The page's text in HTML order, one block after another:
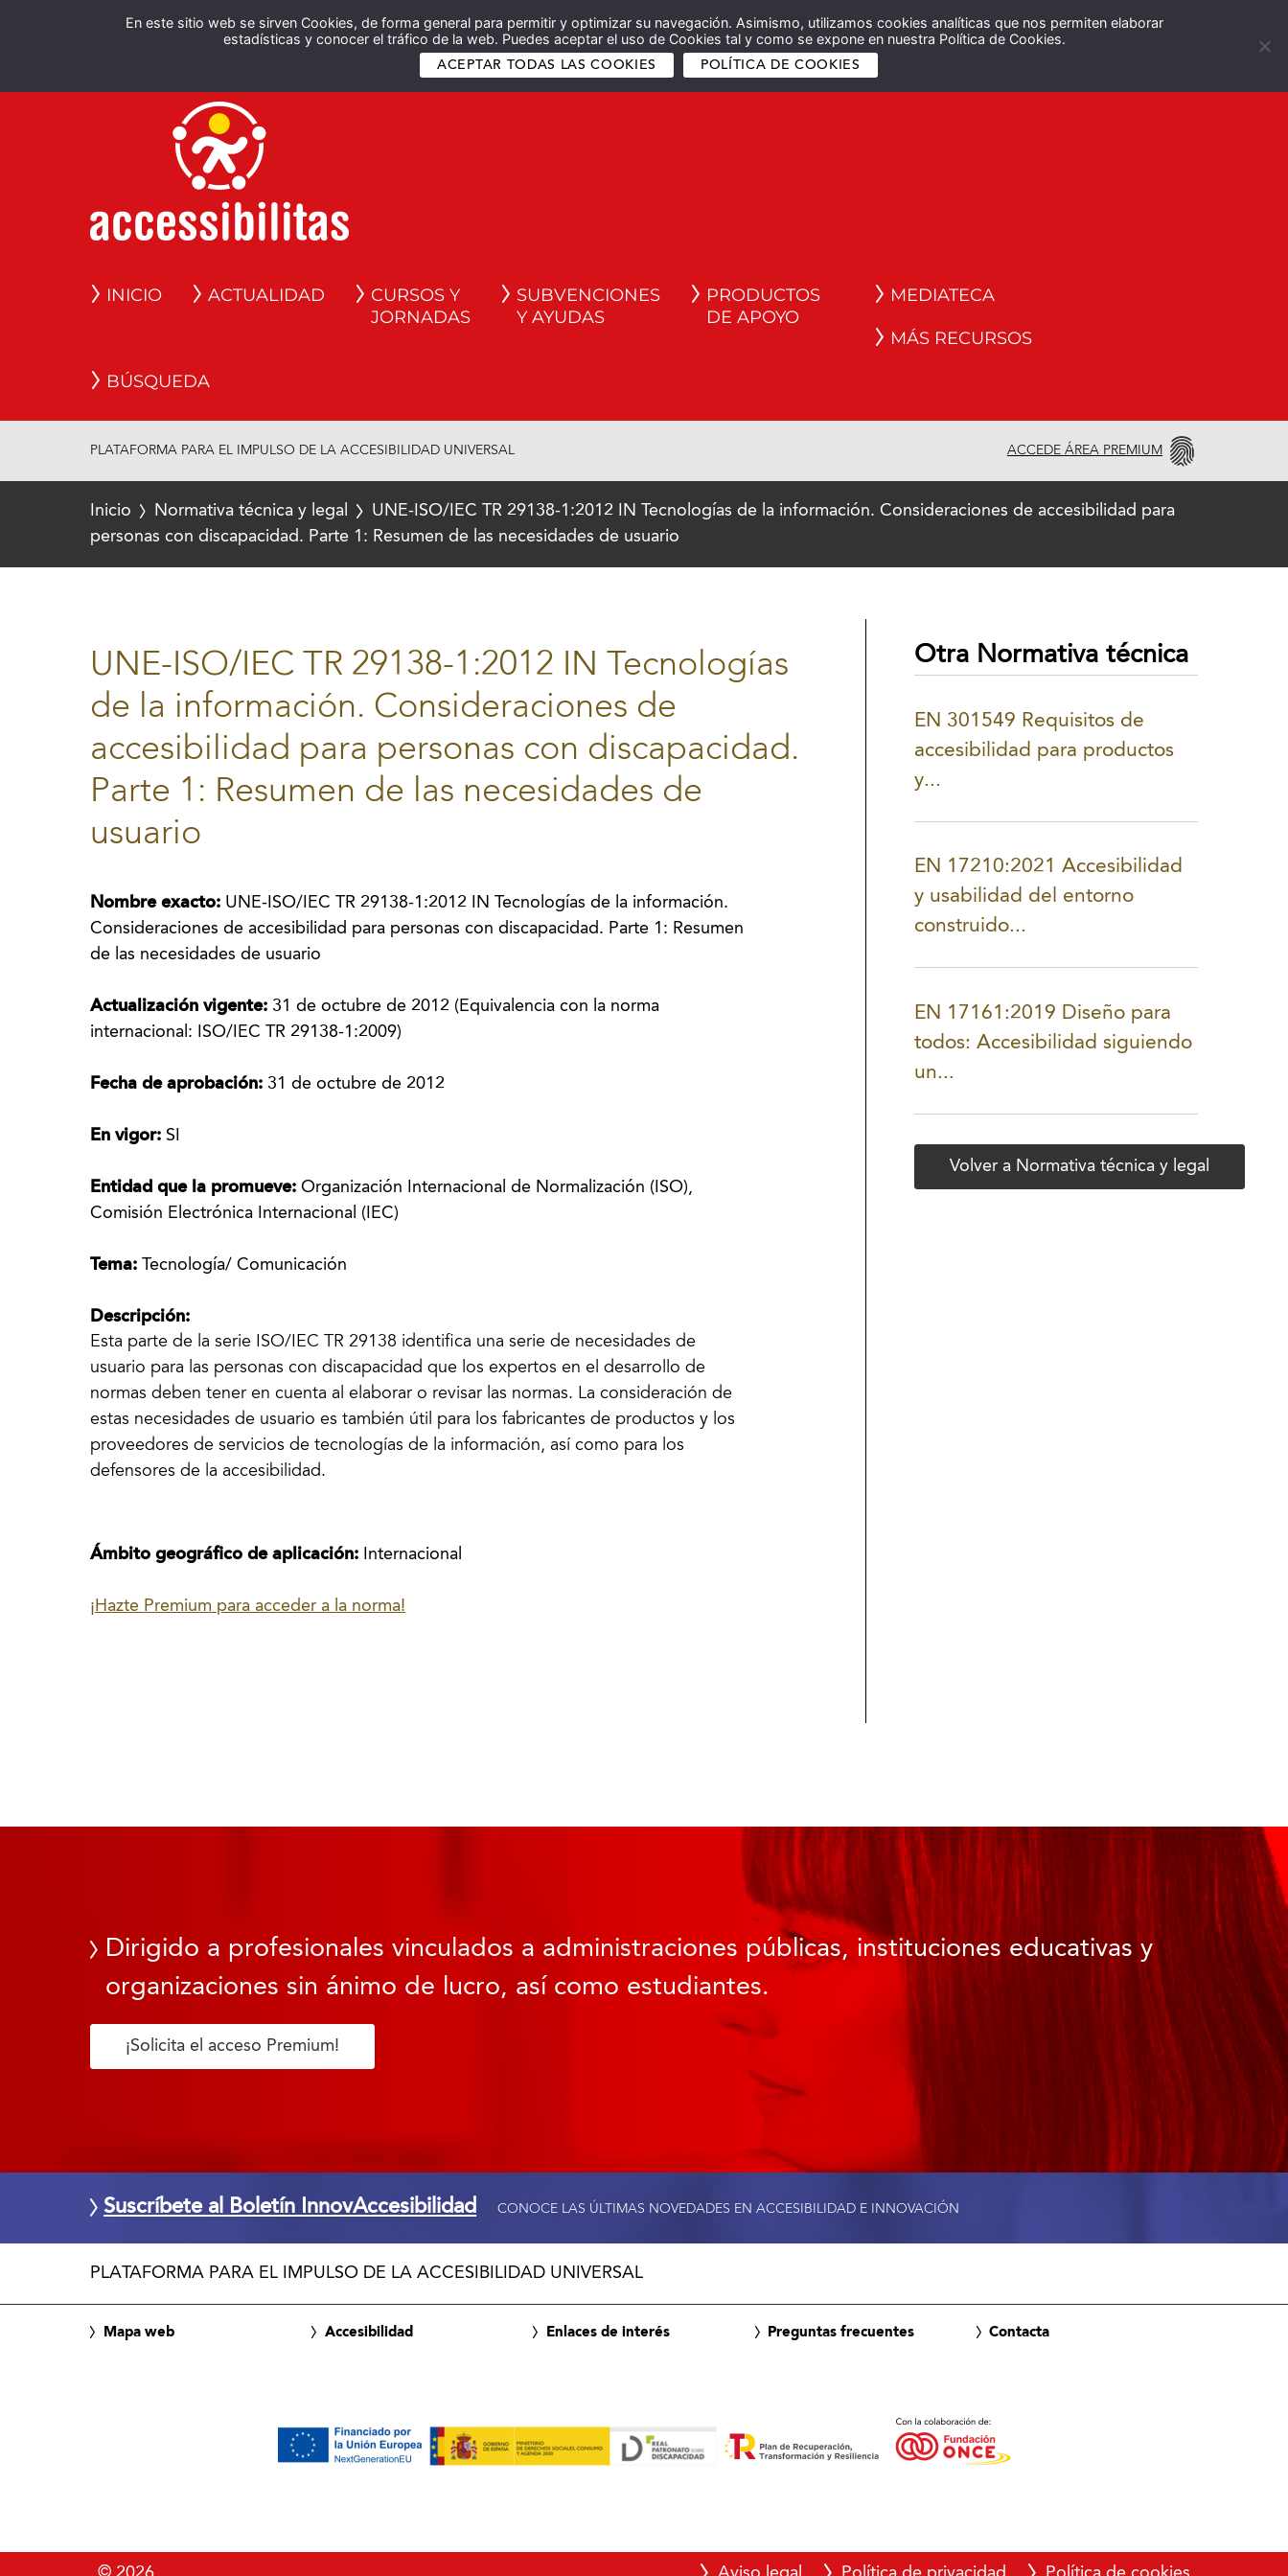
En este sitio web se sirven Cookies, de forma general para permitir y optimizar su navegación. Asimismo, utilizamos cookies analíticas que nos permiten elaborar
estadísticas y conocer el tráfico de la web. Puedes aceptar el uso de Cookies tal y como se expone en nuestra Política de Cookies.
ACEPTAR TODAS LAS COOKIES POLÍTICA DE COOKIES
Español English
INICIO ACTUALIDAD
CURSOS Y
JORNADAS
SUBVENCIONES
Y AYUDAS
PRODUCTOS
DE APOYO
MEDIATECA
MÁS RECURSOS
BÚSQUEDA
PLATAFORMA PARA EL IMPULSO DE LA ACCESIBILIDAD UNIVERSAL ACCEDE ÁREA PREMIUM
Inicio Normativa técnica y legal
UNE-ISO/IEC TR 29138-1:2012 IN Tecnologías de la información. Consideraciones de accesibilidad para
personas con discapacidad. Parte 1: Resumen de las necesidades de usuario
UNE-ISO/IEC TR 29138-1:2012 IN Tecnologías
de la información. Consideraciones de
accesibilidad para personas con discapacidad.
Parte 1: Resumen de las necesidades de
usuario
Nombre exacto: UNE-ISO/IEC TR 29138-1:2012 IN Tecnologías de la información.
Consideraciones de accesibilidad para personas con discapacidad. Parte 1: Resumen
de las necesidades de usuario
Actualización vigente:31 de octubre de 2012 (Equivalencia con la norma
internacional: ISO/IEC TR 29138-1:2009)
Fecha de aprobación:31 de octubre de 2012
En vigor: SI
Entidad que la promueve:Organización Internacional de Normalización (ISO),
Comisión Electrónica Internacional (IEC)
Tema:Tecnología/ Comunicación
Descripción:
Esta parte de la serie ISO/IEC TR 29138 identifica una serie de necesidades de
usuario para las personas con discapacidad que los expertos en el desarrollo de
normas deben tener en cuenta al elaborar o revisar las normas. La consideración de
estas necesidades de usuario es también útil para los fabricantes de productos y los
proveedores de servicios de tecnologías de la información, así como para los
defensores de la accesibilidad.
Ámbito geográfico de aplicación: Internacional
¡Hazte Premium para acceder a la norma!
Otra Normativa técnica
EN 301549 Requisitos de
accesibilidad para productos
y...
EN 17210:2021 Accesibilidad
y usabilidad del entorno
construido...
EN 17161:2019 Diseño para
todos: Accesibilidad siguiendo
un...
Volver a Normativa técnica y legal
Dirigido a profesionales vinculados a administraciones públicas, instituciones educativas y
organizaciones sin ánimo de lucro, así como estudiantes.
¡Solicita el acceso Premium!
Suscríbete al Boletín InnovAccesibilidad CONOCE LAS ÚLTIMAS NOVEDADES EN ACCESIBILIDAD E INNOVACIÓN
PLATAFORMA PARA EL IMPULSO DE LA ACCESIBILIDAD UNIVERSAL
Mapa web Accesibilidad Enlaces de interés Preguntas frecuentes Contacta